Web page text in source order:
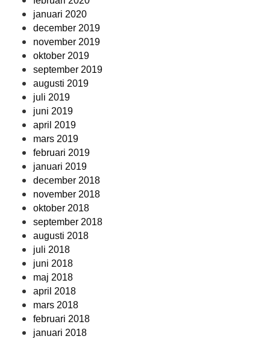
januari 2020
december 2019
november 2019
oktober 2019
september 2019
augusti 2019
juli 2019
juni 2019
april 2019
mars 2019
februari 2019
januari 2019
december 2018
november 2018
oktober 2018
september 2018
augusti 2018
juli 2018
juni 2018
maj 2018
april 2018
mars 2018
februari 2018
januari 2018